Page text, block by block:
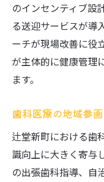
のインセンティブ設
る送迎サービスが導
ーチが現場改善に役
が主体的に健康管理
ます。
歯科医療の地域参
辻堂新町における歯
識向上に大きく寄与
の出張歯科指導、自